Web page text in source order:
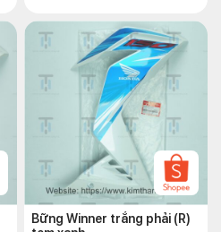
Bững Winner trắng phải (R)